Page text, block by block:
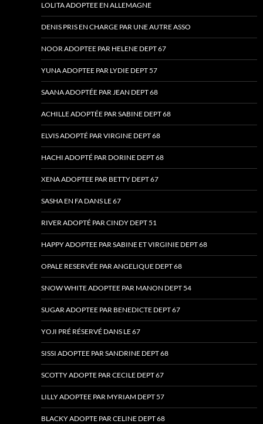
LOLITA ADOPTEE EN ALLEMAGNE
DENIS PRIS EN CHARGE PAR UNE AUTRE ASSO
NOOR ADOPTEE PAR HELENE DEPT 67
YUNA ADOPTEE PAR LYDIE DEPT 57
SAANA ADOPTÉE PAR JEAN DEPT 68
ACHILLE ADOPTÉE PAR SABINE DEPT 68
ELVIS ADOPTÉ PAR VIRGINE DEPT 68
HACHI ADOPTÉ PAR DORINE DEPT 68
XENA ADOPTEE PAR BETTY DEPT 67
SASHA EN FA DANS LE 67
RIVER ADOPTÉ PAR CINDY DEPT 51
HAPPY ADOPTEE PAR SABINE ET VIRGINIE DEPT 68
OPALE RESERVÉE PAR ANGELIQUE DEPT 68
SNOW WHITE ADOPTEE PAR MANON DEPT 54
SUGAR ADOPTEE PAR BENEDICTE DEPT 67
YOJI PRÉ RÉSERVÉ DANS LE 67
SISSI ADOPTEE PAR SANDRINE DEPT 68
SCOTTY ADOPTE PAR CECILE DEPT 67
LILLY ADOPTEE PAR MYRIAM DEPT 57
BLACKY ADOPTE PAR CELINE DEPT 68